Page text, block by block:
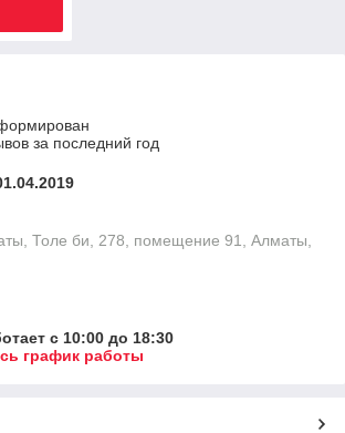
за последний год
Толе би, 278, помещение 91, Алматы,
с 10:00 до 18:30
график работы